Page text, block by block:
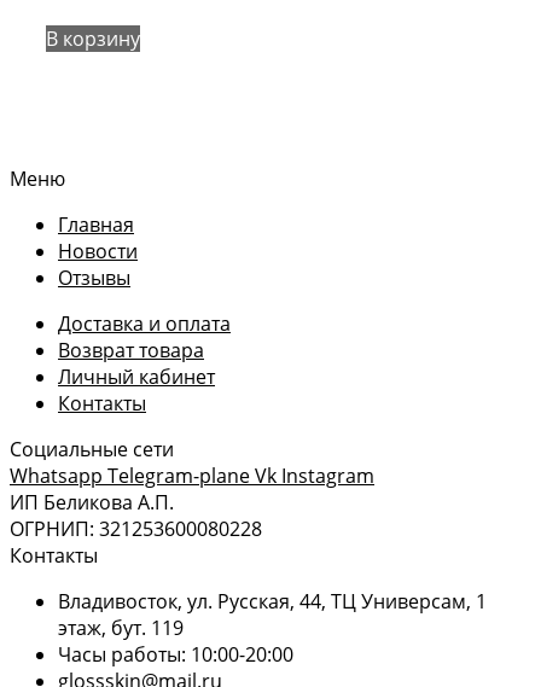
В корзину
Меню
Главная
Новости
Отзывы
Доставка и оплата
Возврат товара
Личный кабинет
Контакты
Социальные сети
Whatsapp Telegram-planeVk Instagram
ИП Беликова А.П.
ОГРНИП: 321253600080228
Контакты
Владивосток, ул. Русская, 44, ТЦ Универсам, 1
этаж, бут. 119
Часы работы: 10:00-20:00
glossskin@mail.ru